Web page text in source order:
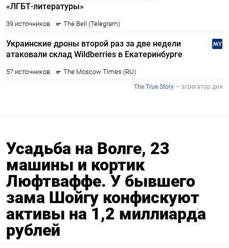
Усадьба на Волге, 23
машины и кортик
Люфтваффе. У бывшего
зама Шойгу конфискуют
активы на 1,2 миллиарда
рублей